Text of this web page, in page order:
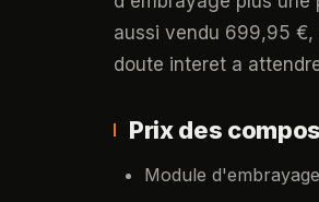
aussi vendu 699,95 €,
doute interet a
Prix des
Module